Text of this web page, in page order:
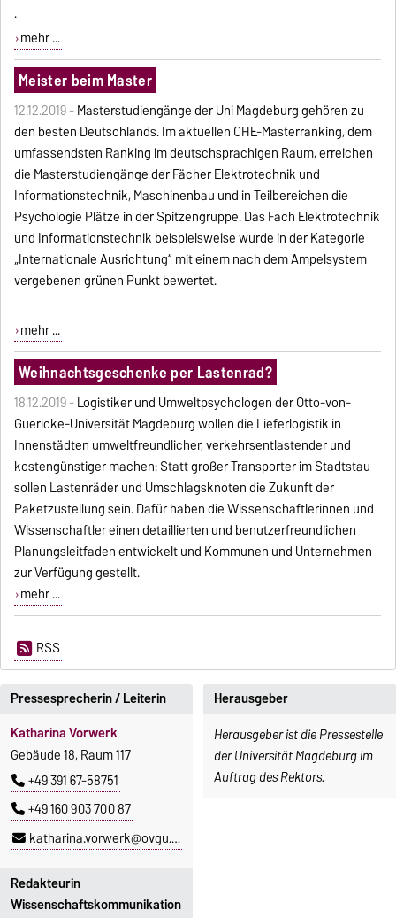
.
mehr ...
Meister beim Master
12.12.2019 -Masterstudiengänge der Uni Magdeburg gehören zu
den besten Deutschlands. Im aktuellen CHE-Masterranking, dem
umfassendsten Ranking im deutschsprachigen Raum, erreichen
die Masterstudiengänge der Fächer Elektrotechnik und
Informationstechnik, Maschinenbau und in Teilbereichen die
Psychologie Plätze in der Spitzengruppe. Das Fach Elektrotechnik
und Informationstechnik beispielsweise wurde in der Kategorie
„Internationale Ausrichtung“ mit einem nach dem Ampelsystem
vergebenen grünen Punkt bewertet.
mehr ...
Weihnachtsgeschenke per Lastenrad?
18.12.2019 -Logistiker und Umweltpsychologen der Otto-von-
Guericke-Universität Magdeburg wollen die Lieferlogistik in
Innenstädten umweltfreundlicher, verkehrsentlastender und
kostengünstiger machen: Statt großer Transporter im Stadtstau
sollen Lastenräder und Umschlagsknoten die Zukunft der
Paketzustellung sein. Dafür haben die Wissenschaftlerinnen und
Wissenschaftler einen detaillierten und benutzerfreundlichen
Planungsleitfaden entwickelt und Kommunen und Unternehmen
zur Verfügung gestellt.
mehr ...
RSS
Pressesprecherin / Leiterin
Katharina Vorwerk
Gebäude 18, Raum 117
+49 391 67-58751
+49 160 903 700 87
katharina.vorwerk@ovgu.de
Redakteurin
Wissenschaftskommunikation
Herausgeber
Herausgeber ist die Pressestelle
der Universität Magdeburg im
Auftrag des Rektors.